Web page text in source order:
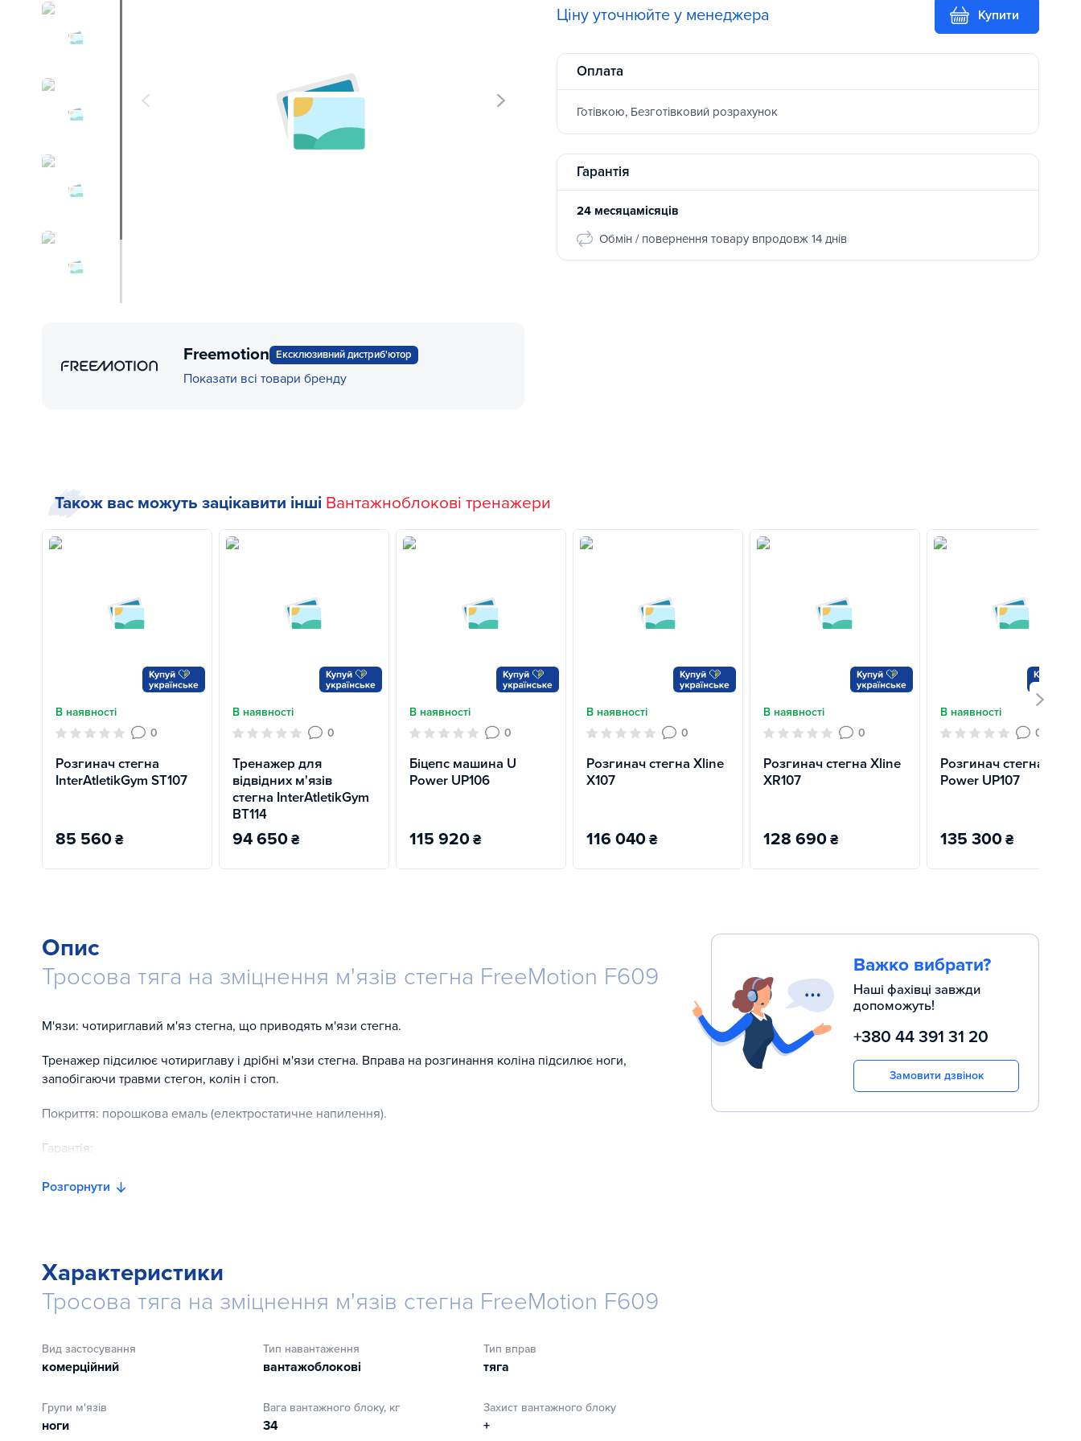
Freemotion Ексклюзивний дистриб'ютор
Показати всі товари бренду
Ціну уточнюйте у менеджера Купити
Оплата
Готівкою, Безготівковий розрахунок
Гарантія
24 месяцамісяців
Обмін / повернення товару впродовж 14 днів
Також вас можуть зацікавити інші Вантажноблокові тренажери
В наявності
0
Розгинач стегна
InterAtletikGym ST107
85 560₴
В наявності
0
Тренажер для
відвідних м'язів
стегна InterAtletikGym
BT114
94 650₴
В наявності
0
Біцепс машина U
Power UP106
115 920₴
В наявності
0
Розгинач стегна Xline
X107
116 040₴
В наявності
0
Розгинач стегна Xline
XR107
128 690₴
В наявності
0
Розгинач стегна U
Power UP107
135 300₴
Опис
Тросова тяга на зміцнення м'язів стегна FreeMotion F609
М'язи: чотириглавий м'яз стегна, що приводять м'язи стегна.
Тренажер підсилює чотириглаву і дрібні м'язи стегна. Вправа на розгинання коліна підсилює ноги,
запобігаючи травми стегон, колін і стоп.
Покриття: порошкова емаль (електростатичне напилення).
Гарантія:
10 років - структурна рама;
120 днів - оббивка, ручки та аксесуари.
Розгорнути
Характеристики
Тросова тяга на зміцнення м'язів стегна FreeMotion F609
Вид застосування
комерційний
Тип навантаження
вантажоблокові
Тип вправ
тяга
Групи м'язів
ноги
Вага вантажного блоку, кг
34
Захист вантажного блоку
+
Важко вибрати?
Наші фахівці завжди
допоможуть!
+380 44 391 31 20
Замовити дзвінок